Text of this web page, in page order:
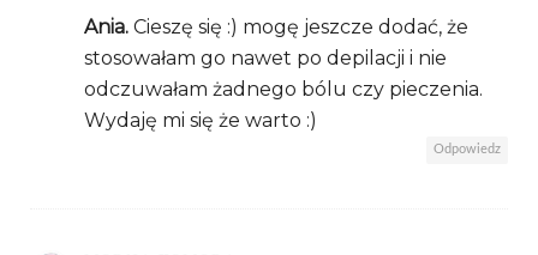
Ania. Cieszę się :) mogę jeszcze dodać, że
stosowałam go nawet po depilacji i nie
odczuwałam żadnego bólu czy pieczenia.
Wydaję mi się że warto :)
Odpowiedz